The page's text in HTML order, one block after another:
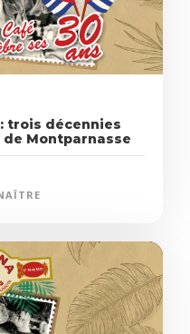
trois décennies
Montparnasse